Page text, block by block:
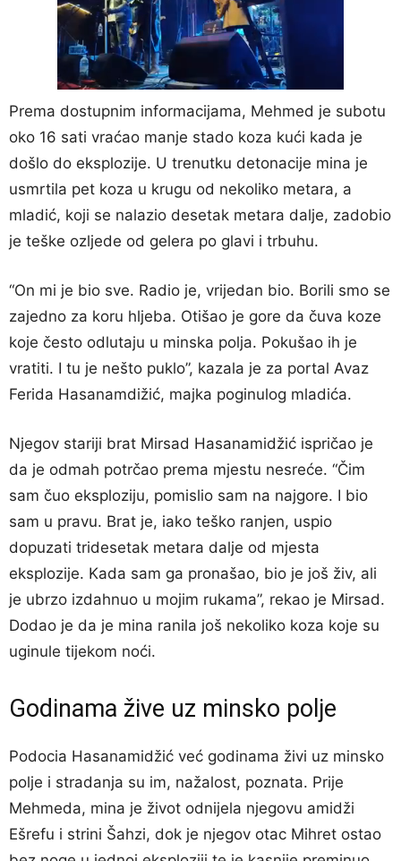
Prema dostupnim informacijama, Mehmed je subotu
oko 16 sati vraćao manje stado koza kući kada je
došlo do eksplozije. U trenutku detonacije mina je
usmrtila pet koza u krugu od nekoliko metara, a
mladić, koji se nalazio desetak metara dalje, zadobio
je teške ozljede od gelera po glavi i trbuhu.
“On mi je bio sve. Radio je, vrijedan bio. Borili smo se
zajedno za koru hljeba. Otišao je gore da čuva koze
koje često odlutaju u minska polja. Pokušao ih je
vratiti. I tu je nešto puklo”, kazala je za portal Avaz
Ferida Hasanamdižić, majka poginulog mladića.
Njegov stariji brat Mirsad Hasanamidžić ispričao je
da je odmah potrčao prema mjestu nesreće. “Čim
sam čuo eksploziju, pomislio sam na najgore. I bio
sam u pravu. Brat je, iako teško ranjen, uspio
dopuzati tridesetak metara dalje od mjesta
eksplozije. Kada sam ga pronašao, bio je još živ, ali
je ubrzo izdahnuo u mojim rukama”, rekao je Mirsad.
Dodao je da je mina ranila još nekoliko koza koje su
uginule tijekom noći.
Godinama žive uz minsko polje
Podocia Hasanamidžić već godinama živi uz minsko
polje i stradanja su im, nažalost, poznata. Prije
Mehmeda, mina je život odnijela njegovu amidži
Ešrefu i strini Šahzi, dok je njegov otac Mihret ostao